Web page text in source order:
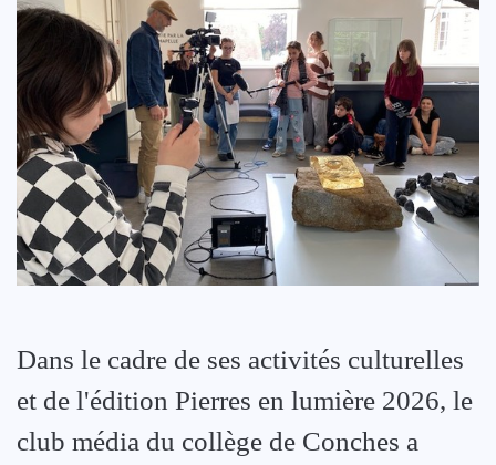
Dans le cadre de ses activités culturelles
et de l'édition Pierres en lumière 2026, le
club média du collège de Conches a